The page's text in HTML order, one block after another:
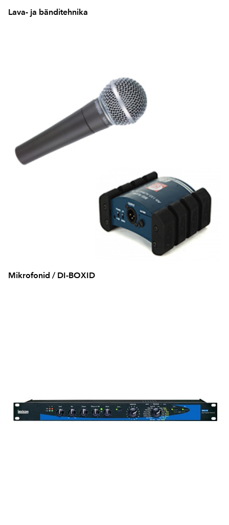
Lava- ja bänditehnika
Mikrofonid / DI-BOXID